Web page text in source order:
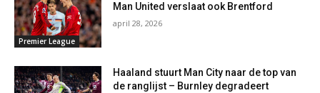
Premier League
Man United verslaat ook Brentford
april 28, 2026
Haaland stuurt Man City naar de top van
de ranglijst – Burnley degradeert